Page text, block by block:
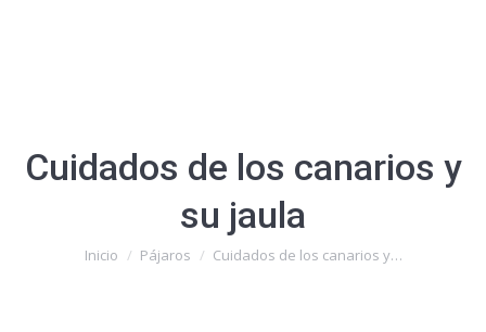
Cuidados de los canarios y
su jaula
Estás aquí:
Inicio Pájaros Cuidados de los canarios y…